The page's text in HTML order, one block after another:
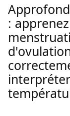
: